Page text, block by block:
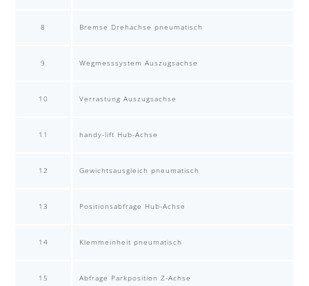
8 Bremse Drehachse pneumatisch
9 Wegmesssystem Auszugsachse
10 Verrastung Auszugsachse
11 handy-lift Hub-Achse
12 Gewichtsausgleich pneumatisch
13 Positionsabfrage Hub-Achse
14 Klemmeinheit pneumatisch
15 Abfrage Parkposition Z-Achse